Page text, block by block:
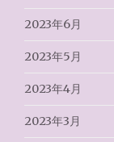
2023年6月
2023年5月
2023年4月
2023年3月